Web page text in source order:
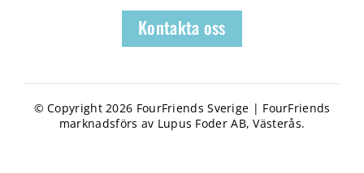
Kontakta oss
© Copyright 2026 FourFriends Sverige | FourFriends
marknadsförs av Lupus Foder AB, Västerås.